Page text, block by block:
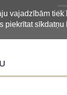
vajadzībām tiek
piekrītat sīkdatņu